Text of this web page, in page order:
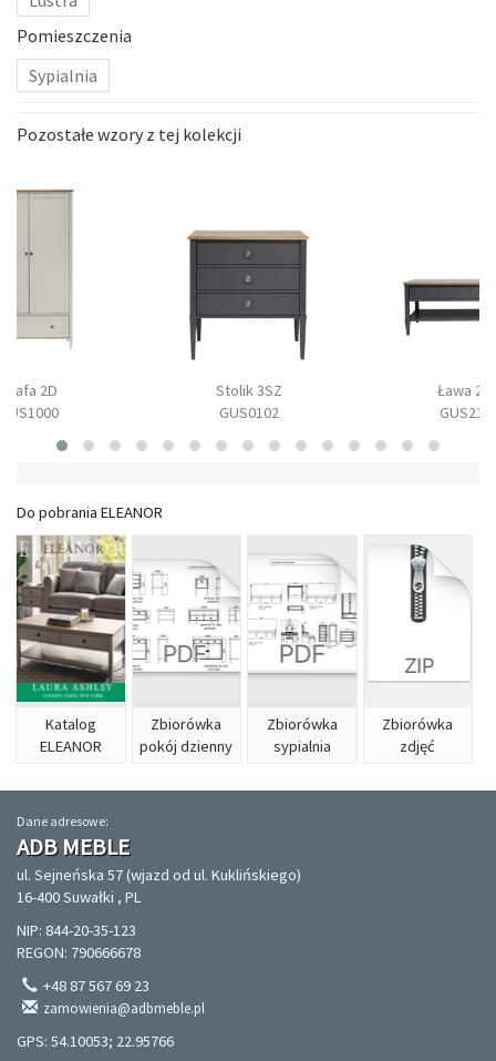
Pomieszczenia
Sypialnia
Pozostałe wzory z tej kolekcji
Szafa 2D
Stolik 3SZ
GUS0102
Ława
Do pobrania ELEANOR
Katalog
ELEANOR
Zbiorówka
pokój dzienny
Zbiorówka
sypialnia
Zbiorówka
zdjęć
Dane adresowe:
ADB MEBLE
ul. Sejneńska 57 (wjazd od ul. Kuklińskiego)
16-400 Suwałki , PL
NIP: 844-20-35-123
REGON: 790666678
+48 87 567 69 23
zamowienia@adbmeble.pl
GPS: 54.10053; 22.95766